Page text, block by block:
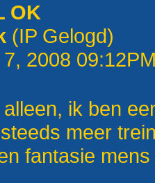
OK
(IP Gelogd)
2008
ik ben
meer
fantasie mens